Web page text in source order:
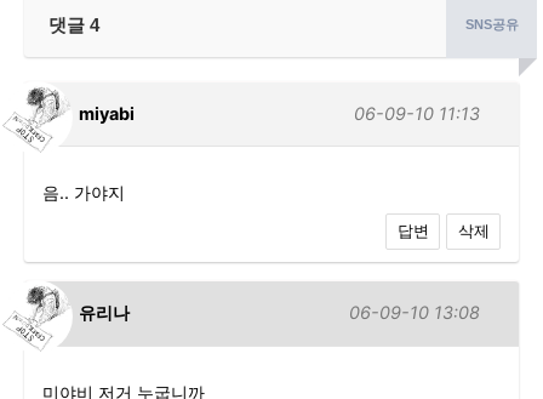
SNS공유
댓글 4
miyabi 06-09-10 11:13
음.. 가야지
답변 삭제
유리나 06-09-10 13:08
미야비 저거 누굽니까